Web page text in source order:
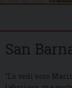
San
“Lo vedi ecco